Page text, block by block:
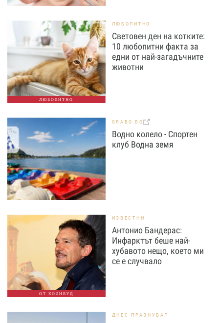
ЛЮБОПИТНО
ЛЮБОПИТНО
Световен ден на котките:
10 любопитни факта за
едни от най-загадъчните
животни
GRABO.BG
Водно колело - Спортен
клуб Водна земя
ОТ ХОЛИВУД
ИЗВЕСТНИ
Антонио Бандерас:
Инфарктът беше най-
хубавото нещо, което ми
се е случвало
ДНЕС ПРАЗНУВАТ